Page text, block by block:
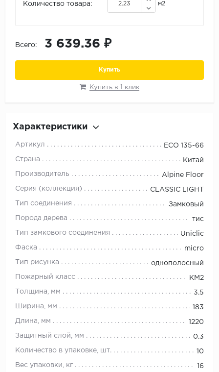
Количество товара: м2
Всего: 3 639.36 ₽
Купить
Купить в 1 клик
Характеристики
Артикул ECO 135-66
Страна Китай
Производитель Alpine Floor
Серия (коллекция) CLASSIC LIGHT
Тип соединения Замковый
Порода дерева тис
Тип замкового соединения Uniclic
Фаска micro
Тип рисунка однополосный
Пожарный класс KM2
Толщина, мм 3.5
Ширина, мм 183
Длина, мм 1220
Защитный слой, мм 0.3
Количество в упаковке, шт. 10
Вес упаковки, кг 16